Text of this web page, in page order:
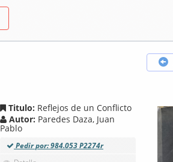
Titulo: Reflejos de un Conflicto
Autor: Paredes Daza, Juan
Pablo
Pedir por: 984.053 P2274r